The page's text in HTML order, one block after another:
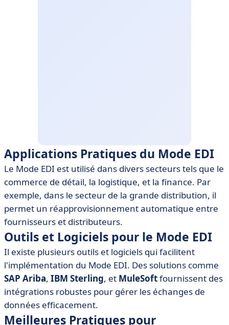
Applications Pratiques du Mode EDI
Le Mode EDI est utilisé dans divers secteurs tels que le
commerce de détail, la logistique, et la finance. Par
exemple, dans le secteur de la grande distribution, il
permet un réapprovisionnement automatique entre
fournisseurs et distributeurs.
Outils et Logiciels pour le Mode EDI
Il existe plusieurs outils et logiciels qui facilitent
l'implémentation du Mode EDI. Des solutions comme
SAP Ariba, IBM Sterling, et MuleSoftfournissent des
intégrations robustes pour gérer les échanges de
données efficacement.
Meilleures Pratiques pour